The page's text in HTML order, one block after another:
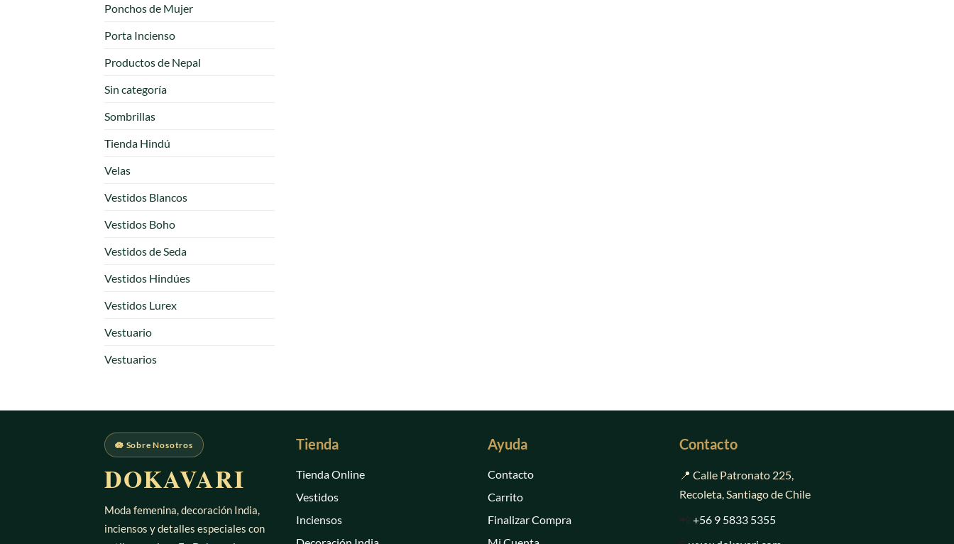
Ponchos de Mujer
Porta Incienso
Productos de Nepal
Sin categoría
Sombrillas
Tienda Hindú
Velas
Vestidos Blancos
Vestidos Boho
Vestidos de Seda
Vestidos Hindúes
Vestidos Lurex
Vestuario
Vestuarios
🪷 Sobre Nosotros
DOKAVARI
Moda femenina, decoración India,
inciensos y detalles especiales con
Tienda
Tienda Online
Vestidos
Inciensos
Ayuda
Contacto
Carrito
Finalizar Compra
Contacto
📍 Calle Patronato 225,
Recoleta, Santiago de Chile
📲 +56 9 5833 5355